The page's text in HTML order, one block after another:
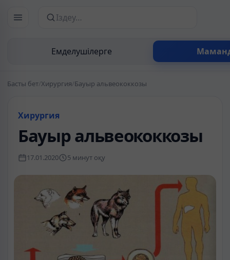
Емделушілерге
Сайттан іздеу
Басты бет/Хирургия/Бауыр альвеококкозы
Хирургия
Бауыр альвеококкозы
17.01.2020 5 минут оқу